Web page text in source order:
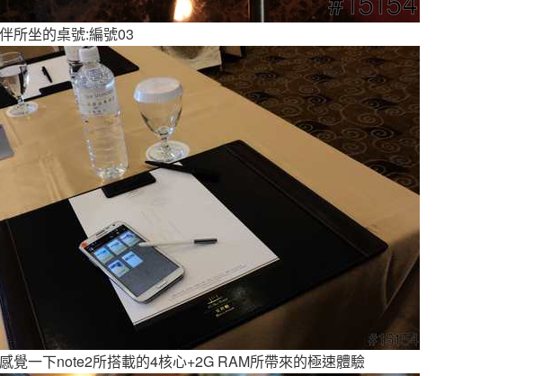
所坐的桌號:編號03
覺一下note2所搭載的4核心+2G RAM所帶來的極速體驗